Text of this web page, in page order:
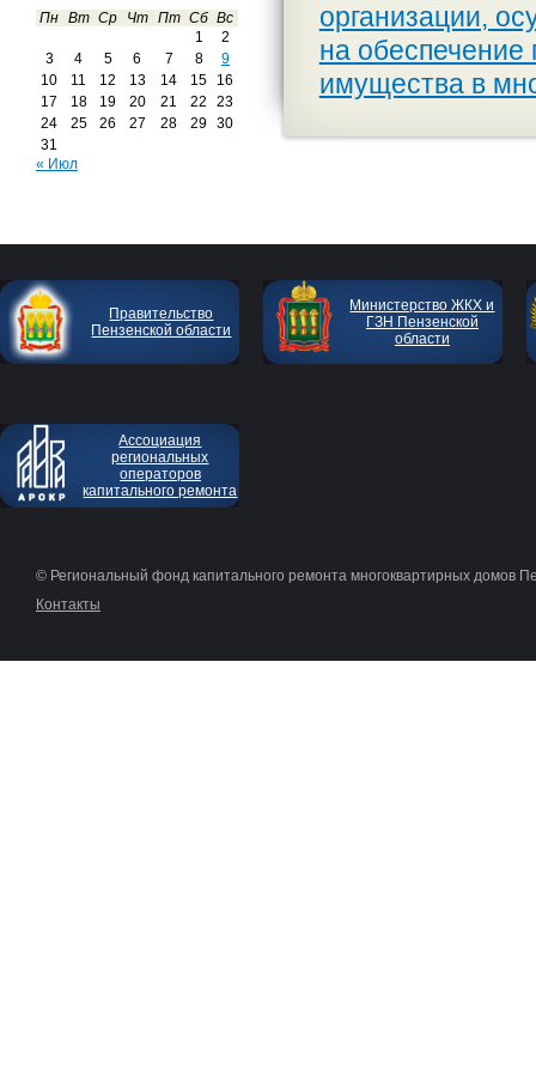
Пн Вт Ср Чт Пт Сб Вс
1
2
3
4 5 6 7 8
9
10
11 12 13 14 15
16
17
18 19 20 21 22
23
24
25 26 27 28 29
30
31
« Июл
организации,
на обеспечение
имущества в
Правительство
Пензенской области
Министерство ЖКХ и
ГЗН Пензенской
области
Ассоциация
региональных
операторов
капитального ремонта
© Региональный фонд капитального ремонта многоквартирных домов
Контакты